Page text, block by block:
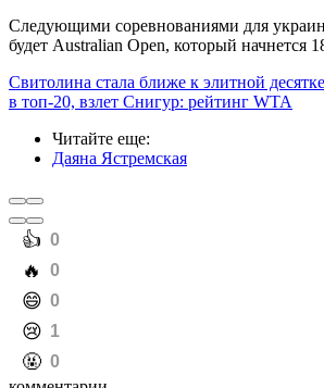
Следующими соревнованиями для
будет Australian Open, который начнется
Свитолина стала ближе к элитной
в топ-20, взлет Снигур: рейтинг WTA
Читайте еще:
Даяна Ястремская
️👍 0
️🔥 0
️😄 0
️😢 1
️🤬 0